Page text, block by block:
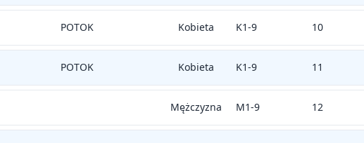
POTOK Kobieta K1-9 10
POTOK Kobieta K1-9 11
Mężczyzna M1-9 12